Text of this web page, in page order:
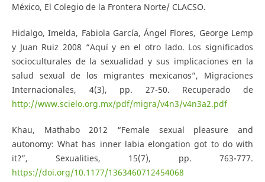
México, El Colegio de la Frontera Norte/ CLACSO.
Hidalgo, Imelda, Fabiola García, Ángel Flores, George Lemp
y Juan Ruiz 2008 “Aquí y en el otro lado. Los significados
socioculturales de la sexualidad y sus implicaciones en la
salud sexual de los migrantes mexicanos”, Migraciones
Internacionales, 4(3), pp. 27-50. Recuperado de
http://www.scielo.org.mx/pdf/migra/v4n3/v4n3a2.pdf
Khau, Mathabo 2012 “Female sexual pleasure and
autonomy: What has inner labia elongation got to do with
it?”, Sexualities, 15(7), pp. 763-777.
https://doi.org/10.1177/1363460712454068